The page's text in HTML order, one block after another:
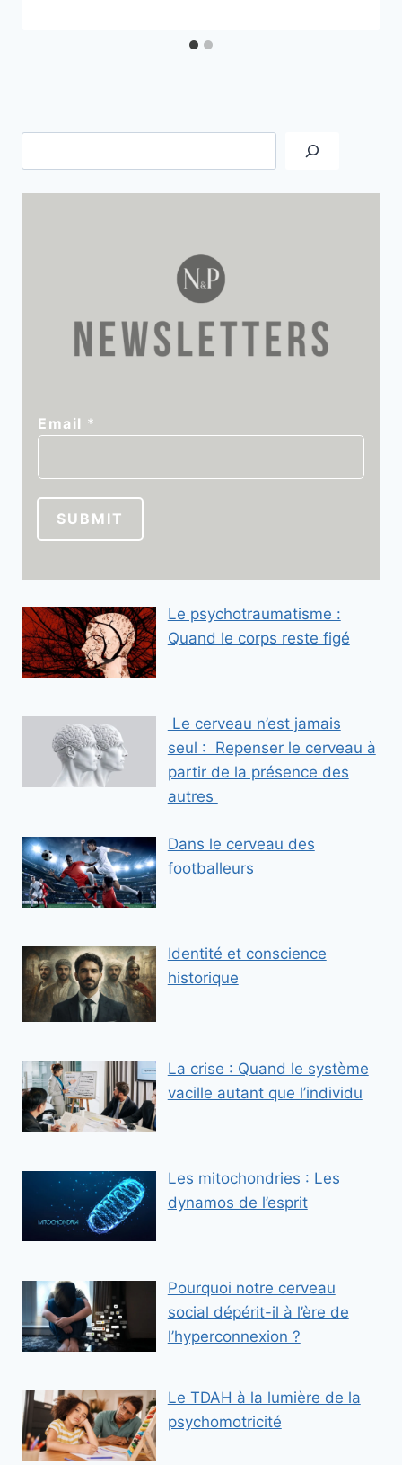
E
m
i
l
l
*
Email *
SUBMIT
Le psychotraumatisme :
Quand le corps reste figé
Le cerveau n’est jamais
seul : Repenser le cerveau à
partir de la présence des
autres
Dans le cerveau des
footballeurs
Identité et conscience
historique
La crise : Quand le système
vacille autant que l’individu
Les mitochondries : Les
dynamos de l’esprit
Pourquoi notre cerveau
social dépérit-il à l’ère de
l’hyperconnexion ?
Le TDAH à la lumière de la
psychomotricité